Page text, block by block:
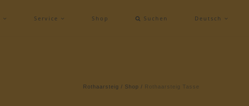
Service Shop Suchen Deutsch
Rothaarsteig / Shop / Rothaarsteig Tasse